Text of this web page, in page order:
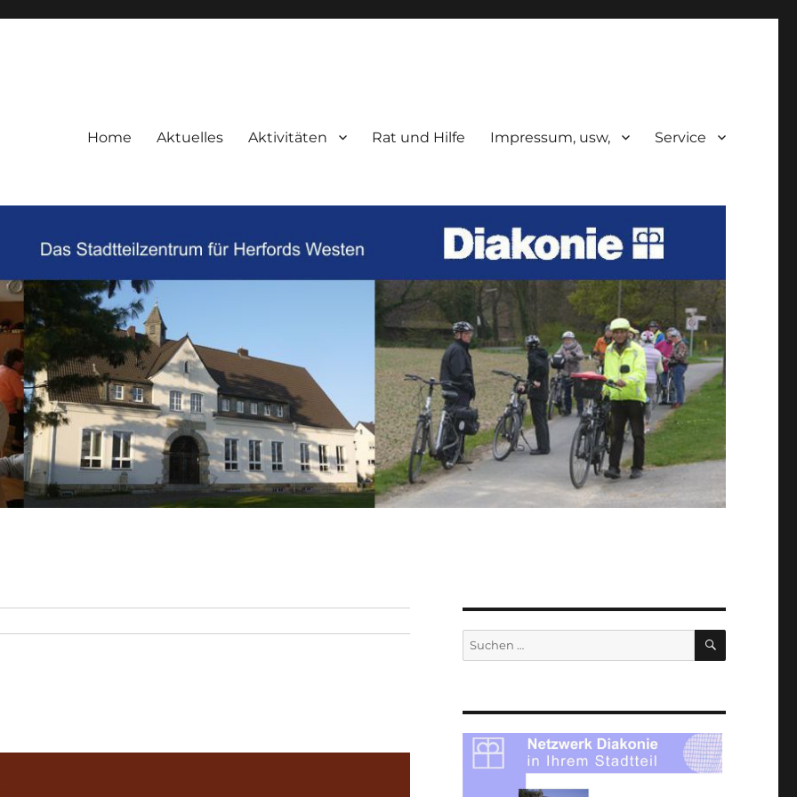
Home Aktuelles Aktivitäten Rat und Hilfe Impressum, usw, Service
Suche
nach:
SUCHEN